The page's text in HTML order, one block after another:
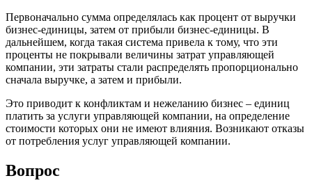
Первоначально сумма определялась как процент от выручки
бизнес-единицы, затем от прибыли бизнес-единицы. В
дальнейшем, когда такая система привела к тому, что эти
проценты не покрывали величины затрат управляющей
компании, эти затраты стали распределять пропорционально
сначала выручке, а затем и прибыли.
Это приводит к конфликтам и нежеланию бизнес – единиц
платить за услуги управляющей компании, на определение
стоимости которых они не имеют влияния. Возникают отказы
от потребления услуг управляющей компании.
Вопрос